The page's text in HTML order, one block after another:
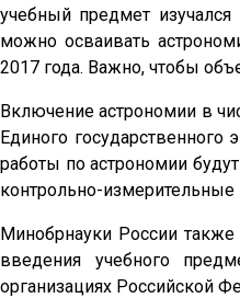
учебный предмет
можно осваивать
2017 года. Важно, чтобы
Включение астрономии в
Единого
работы по астрономии
контрольно-
Минобрнауки России также
введения учебного
организациях Российской